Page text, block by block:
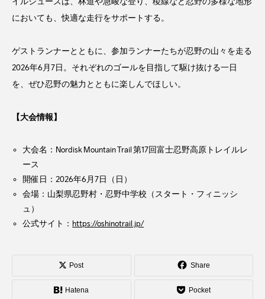
においても、快適な走行をサポートする。
ゲストランナーとともに、参加ランナーたちが忍野の山々を走る
2026年6月7日。それぞれのゴールを目指して駆け抜ける一日
を、ぜひ忍野の魅力とともに楽しんでほしい。
【大会情報】
大会名：Nordisk Mountain Trail 第17回富士忍野高原トレイルレ
ース
開催日：2026年6月7日（日）
会場：山梨県忍野村・忍野中学校（スタート・フィニッシ
ュ）
公式サイト： https://oshinotrail.jp/
Post Share
Hatena Pocket